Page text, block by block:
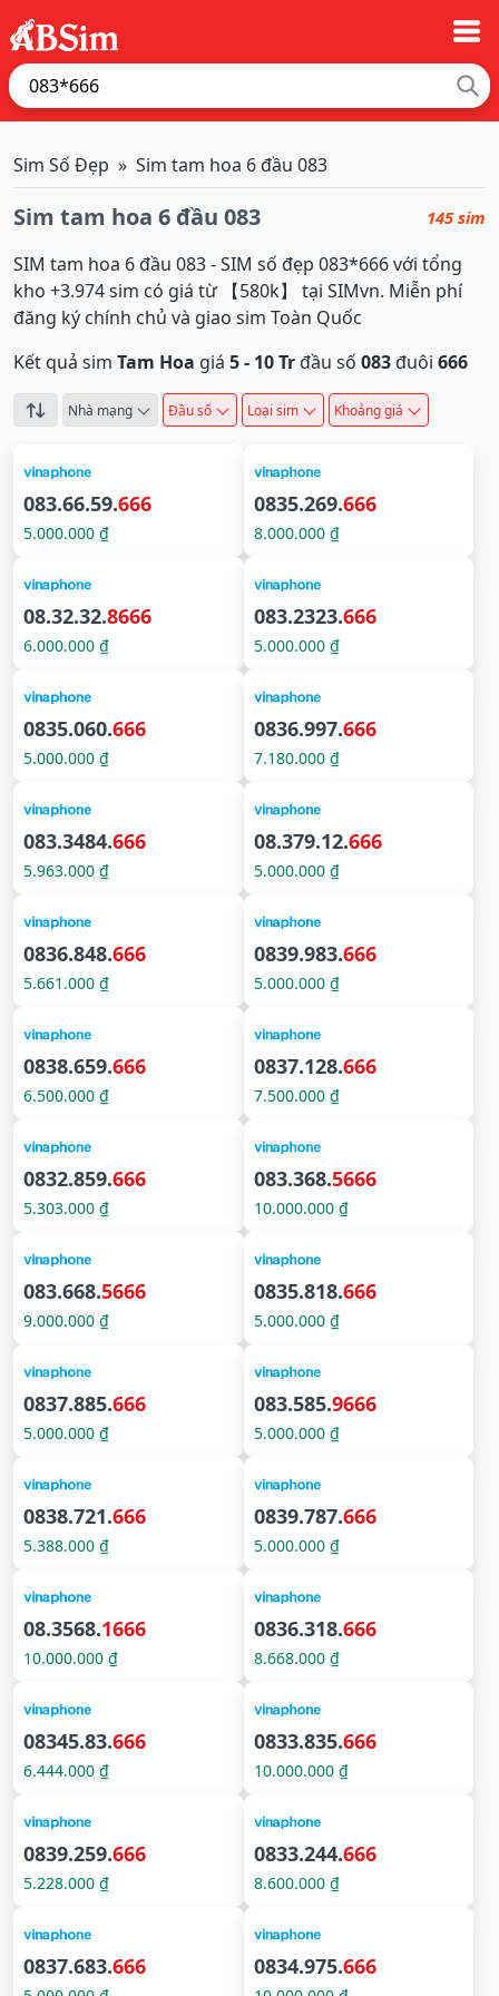
Sim Số Đẹp Sim tam hoa 6 đầu 083
Sim tam hoa 6 đầu 083 145 sim
SIM tam hoa 6 đầu 083 - SIM số đẹp 083*666 với tổng
kho +3.974 sim có giá từ 【580k】 tại SIMvn. Miễn phí
đăng ký chính chủ và giao sim Toàn Quốc
Kết quả sim Tam Hoa giá 5 - 10 Trđầu số 083đuôi 666
Nhà mạng Đầu số Loại sim Khoảng giá
083.66.59.666
5.000.000 ₫
0835.269.666
8.000.000 ₫
08.32.32.8666
6.000.000 ₫
083.2323.666
5.000.000 ₫
0835.060.666
5.000.000 ₫
0836.997.666
7.180.000 ₫
083.3484.666
5.963.000 ₫
08.379.12.666
5.000.000 ₫
0836.848.666
5.661.000 ₫
0839.983.666
5.000.000 ₫
0838.659.666
6.500.000 ₫
0837.128.666
7.500.000 ₫
0832.859.666
5.303.000 ₫
083.368.5666
10.000.000 ₫
083.668.5666
9.000.000 ₫
0835.818.666
5.000.000 ₫
0837.885.666
5.000.000 ₫
083.585.9666
5.000.000 ₫
0838.721.666
5.388.000 ₫
0839.787.666
5.000.000 ₫
08.3568.1666
10.000.000 ₫
0836.318.666
8.668.000 ₫
08345.83.666
6.444.000 ₫
0833.835.666
10.000.000 ₫
0839.259.666
5.228.000 ₫
0833.244.666
8.600.000 ₫
0837.683.666 0834.975.666